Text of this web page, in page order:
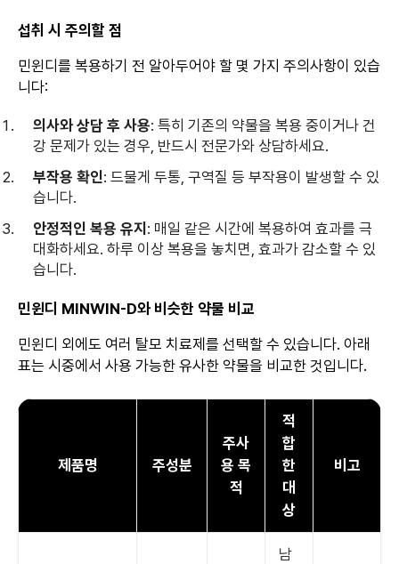
섭취 시 주의할 점
민윈디를 복용하기 전 알아두어야 할 몇 가지 주의사항이 있습
니다:
의사와 상담 후 사용: 특히 기존의 약물을 복용 중이거나 건
강 문제가 있는 경우, 반드시 전문가와 상담하세요.
부작용 확인: 드물게 두통, 구역질 등 부작용이 발생할 수 있
습니다.
안정적인 복용 유지 : 매일 같은 시간에 복용하여 효과를 극
대화하세요. 하루 이상 복용을 놓치면, 효과가 감소할 수 있
습니다.
민윈디 MINWIN-D와 비슷한 약물 비교
민윈디 외에도 여러 탈모 치료제를 선택할 수 있습니다. 아래
표는 시중에서 사용 가능한 유사한 약물을 비교한 것입니다.
제품명 주성분
주사
용 목
적
적
합
한
대
상
비고
남